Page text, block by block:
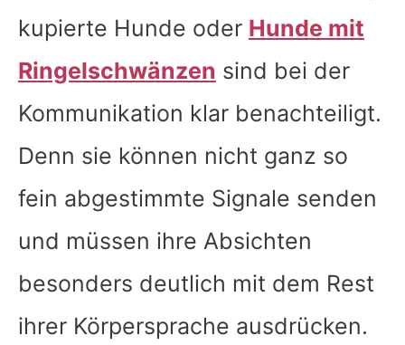
kupierte Hunde oder Hunde mit
Ringelschwänzen sind bei der
Kommunikation klar benachteiligt.
Denn sie können nicht ganz so
fein abgestimmte Signale senden
und müssen ihre Absichten
besonders deutlich mit dem Rest
ihrer Körpersprache ausdrücken.